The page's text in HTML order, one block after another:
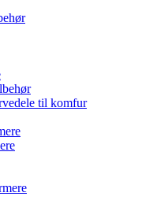
til komfur